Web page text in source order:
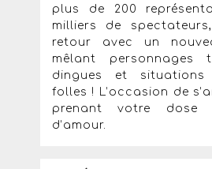
plus de 200
milliers de
retour avec un
mêlant personnages
dingues et situations
folles ! L’occasion de
prenant votre dose
d’amour.